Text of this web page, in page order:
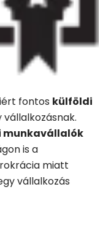
fontos külföldi
munkavállalók
is a
miatt
vállalkozás